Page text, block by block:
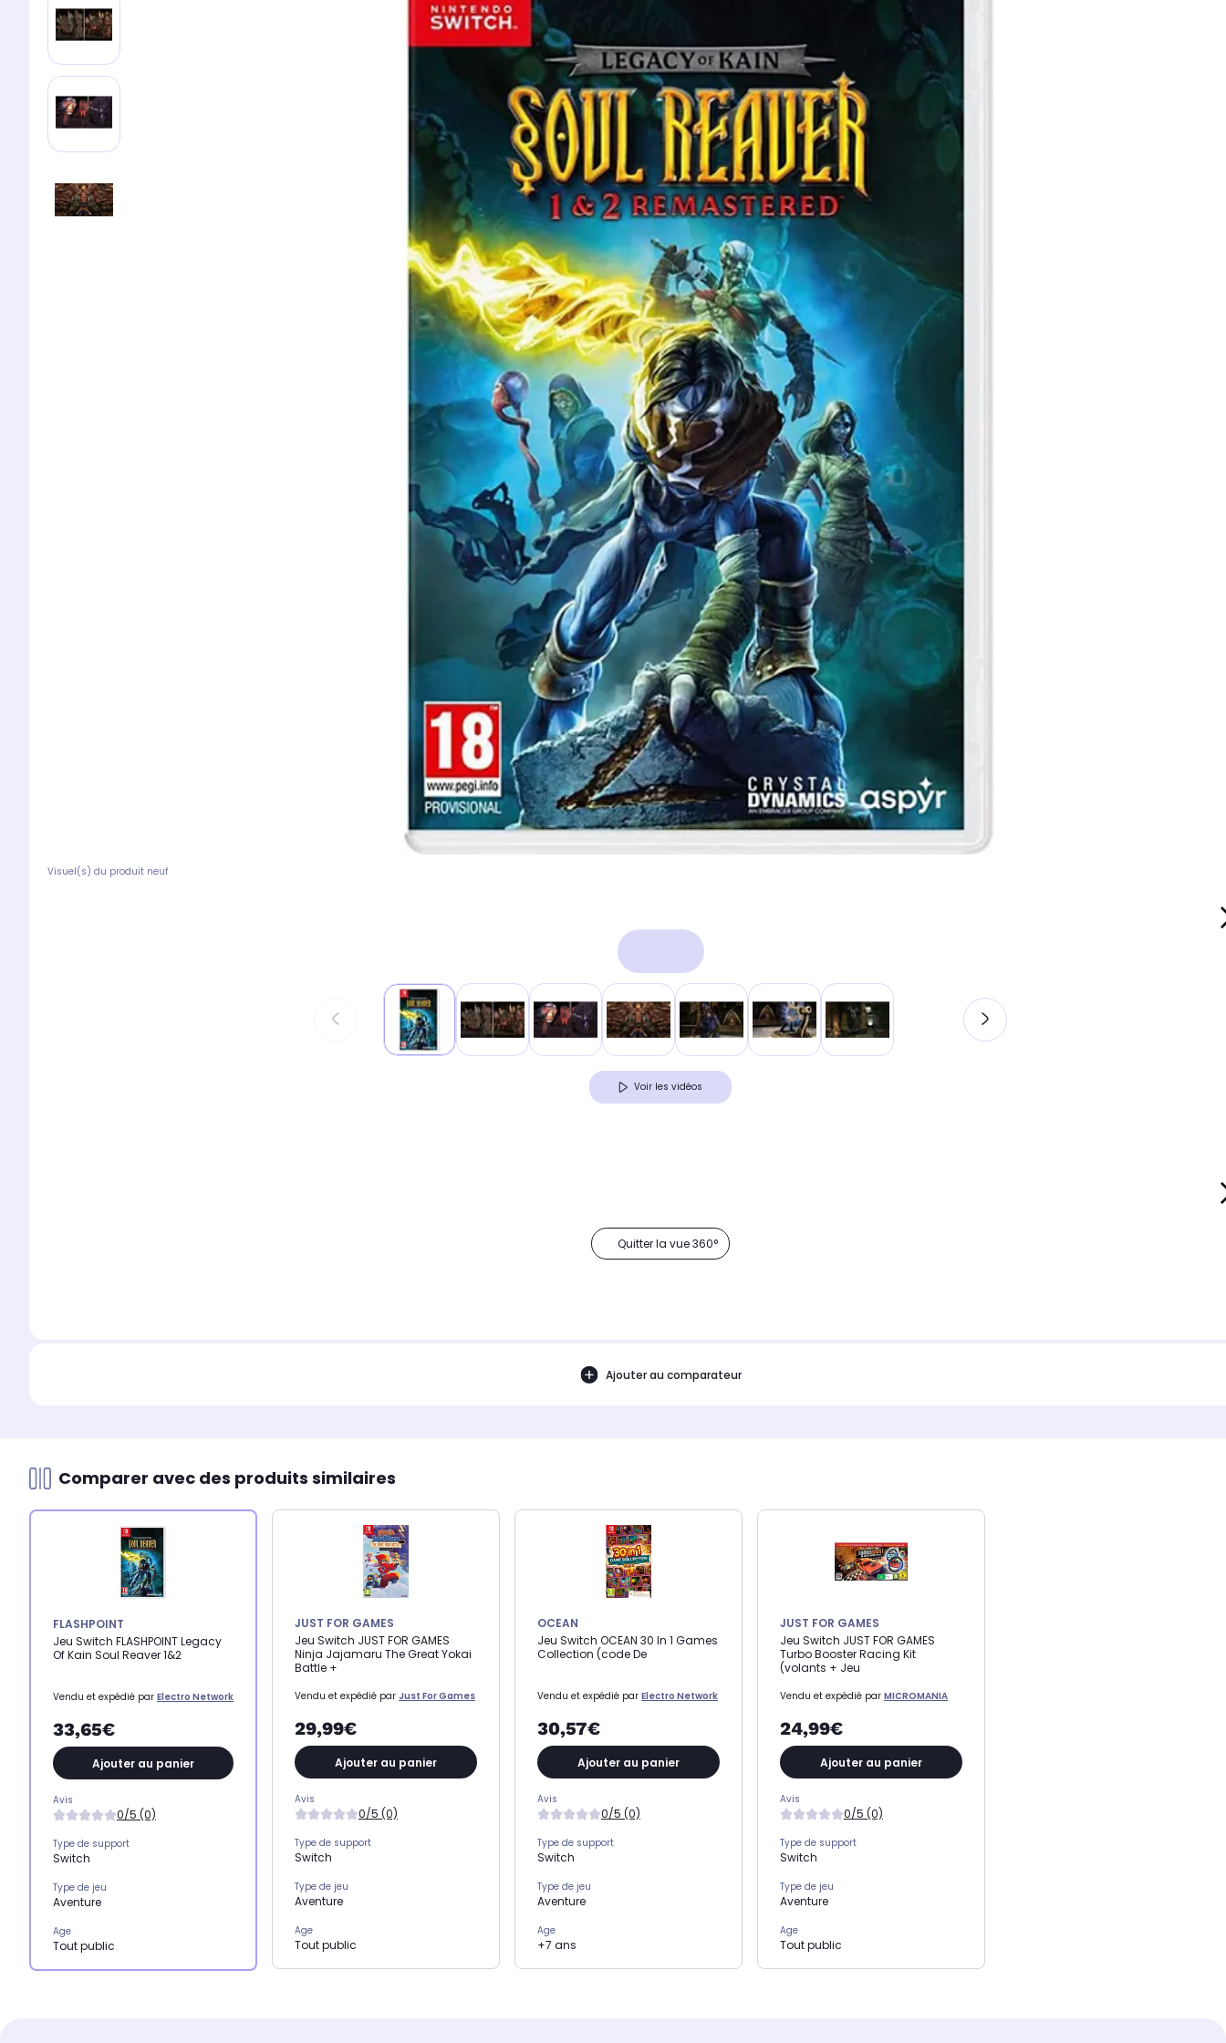
Visuel(s) du produit neuf
Voir les vidéos
Quitter la vue 360°
Ajouter au comparateur
Comparer avec des produits similaires
FLASHPOINT
Jeu Switch FLASHPOINT Legacy
Of Kain Soul Reaver 1&2
Vendu et expédié par Electro Network
33,65€
Ajouter au panier
Avis
0/5 (0)
Type de support
Switch
Type de jeu
Aventure
Age
Tout public
JUST FOR GAMES
Jeu Switch JUST FOR GAMES
Ninja Jajamaru The Great Yokai
Battle +
Vendu et expédié par Just For Games
29,99€
Ajouter au panier
Avis
0/5 (0)
Type de support
Switch
Type de jeu
Aventure
Age
Tout public
OCEAN
Jeu Switch OCEAN 30 In 1 Games
Collection (code De
Vendu et expédié par Electro Network
30,57€
Ajouter au panier
Avis
0/5 (0)
Type de support
Switch
Type de jeu
Aventure
Age
+7 ans
JUST FOR GAMES
Jeu Switch JUST FOR GAMES
Turbo Booster Racing Kit
(volants + Jeu
Vendu et expédié par MICROMANIA
24,99€
Ajouter au panier
Avis
0/5 (0)
Type de support
Switch
Type de jeu
Aventure
Age
Tout public